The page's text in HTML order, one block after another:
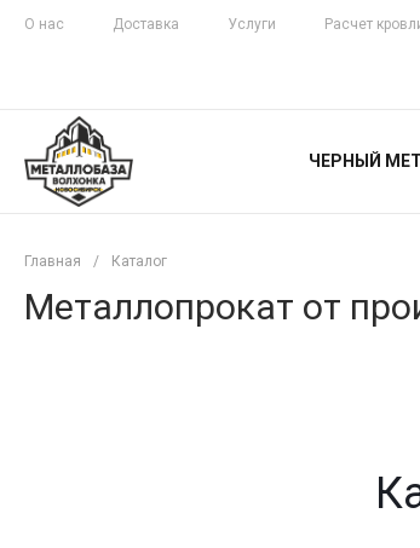
О нас Доставка Услуги Расчет
ЧЕРНЫЙ
Главная / Каталог
Металлопрокат от